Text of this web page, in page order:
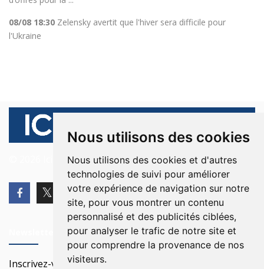
Nous utilisons des cookies
Nous utilisons des cookies et d'autres
technologies de suivi pour améliorer
votre expérience de navigation sur notre
site, pour vous montrer un contenu
personnalisé et des publicités ciblées,
pour analyser le trafic de notre site et
pour comprendre la provenance de nos
visiteurs.
08/08 18:30 Zelensky avertit que l'hiver sera difficile pour
l'Ukraine
© 2026 Ici Beyrouth. Tous les droits sont réservés.
Inscrivez-vous à notre Newsletter